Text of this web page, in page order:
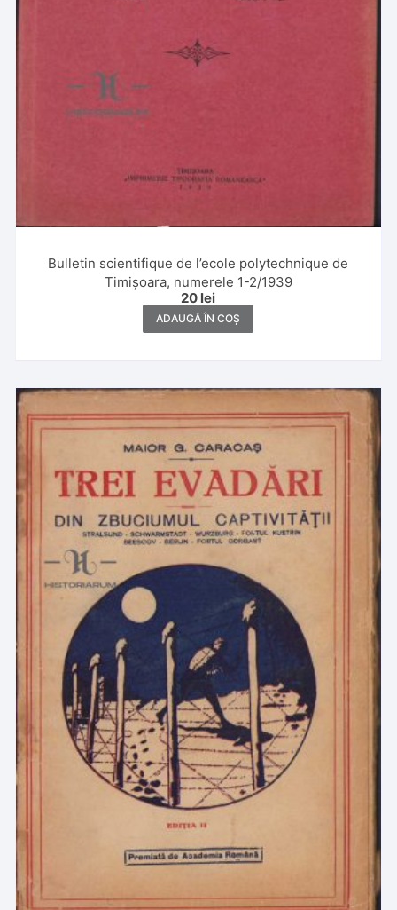
Bulletin scientifique de l’ecole polytechnique de
Timișoara, numerele 1-2/1939
20 lei
ADAUGĂ ÎN COȘ